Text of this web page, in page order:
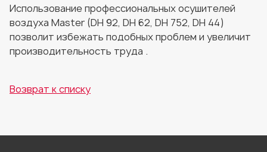
Использование профессиональных осушителей
воздуха Master (DH 92, DH 62, DH 752, DH 44)
позволит избежать подобных проблем и увеличит
производительность труда .
Возврат к списку